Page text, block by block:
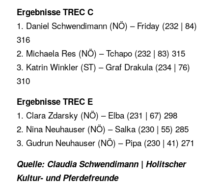
Ergebnisse TREC C
1. Daniel Schwendimann (NÖ) – Friday (232 | 84)
316
2. Michaela Res (NÖ) – Tchapo (232 | 83) 315
3. Katrin Winkler (ST) – Graf Drakula (234 | 76)
310
Ergebnisse TREC E
1. Clara Zdarsky (NÖ) – Elba (231 | 67) 298
2. Nina Neuhauser (NÖ) – Salka (230 | 55) 285
3. Gudrun Neuhauser (NÖ) – Pipa (230 | 41) 271
Quelle: Claudia Schwendimann | Holitscher
Kultur- und Pferdefreunde